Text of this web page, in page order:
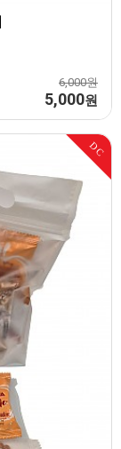
6,000원
5,000원
DC